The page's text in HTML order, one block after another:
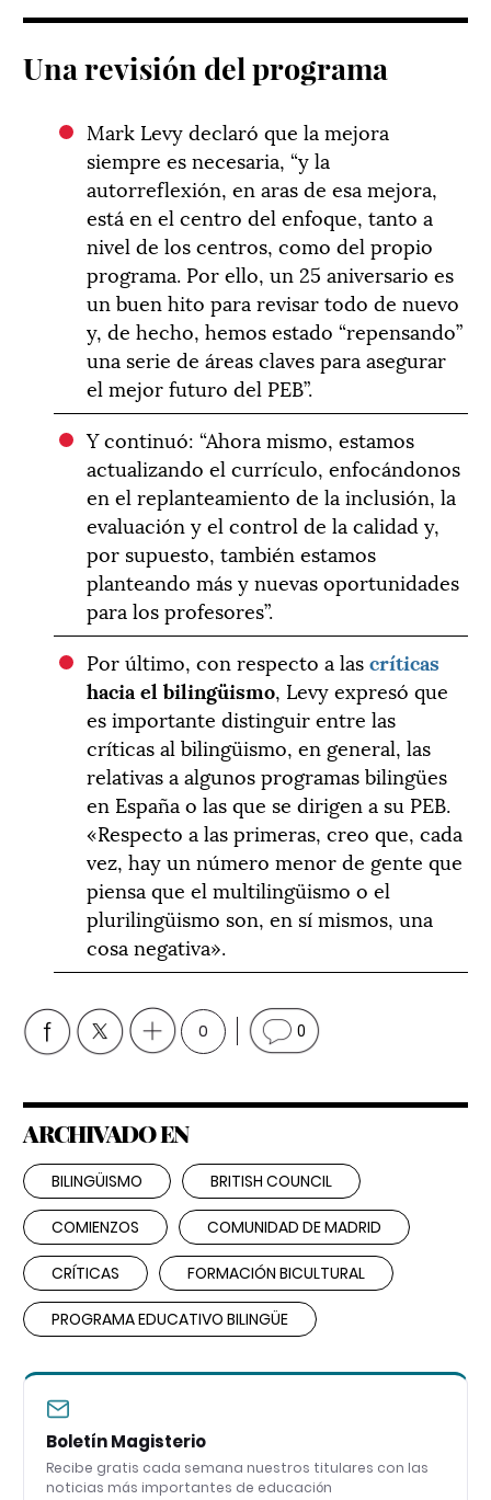
Una revisión del programa
Mark Levy declaró que la mejora
siempre es necesaria, “y la
autorreflexión, en aras de esa mejora,
está en el centro del enfoque, tanto a
nivel de los centros, como del propio
programa. Por ello, un 25 aniversario es
un buen hito para revisar todo de nuevo
y, de hecho, hemos estado “repensando”
una serie de áreas claves para asegurar
el mejor futuro del PEB”.
Y continuó: “Ahora mismo, estamos
actualizando el currículo, enfocándonos
en el replanteamiento de la inclusión, la
evaluación y el control de la calidad y,
por supuesto, también estamos
planteando más y nuevas oportunidades
para los profesores”.
Por último, con respecto a lascríticas
hacia el bilingüismo, Levy expresó que
es importante distinguir entre las
críticas al bilingüismo, en general, las
relativas a algunos programas bilingües
en España o las que se dirigen a su PEB.
«Respecto a las primeras, creo que, cada
vez, hay un número menor de gente que
piensa que el multilingüismo o el
plurilingüismo son, en sí mismos, una
cosa negativa».
0 0
ARCHIVADO EN
BILINGÜISMO BRITISH COUNCIL
COMIENZOS COMUNIDAD DE MADRID
CRÍTICAS FORMACIÓN BICULTURAL
PROGRAMA EDUCATIVO BILINGÜE
Boletín Magisterio
Recibe gratis cada semana nuestros titulares con las
noticias más importantes de educación